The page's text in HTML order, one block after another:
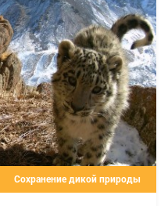
Сохранение дикой природы